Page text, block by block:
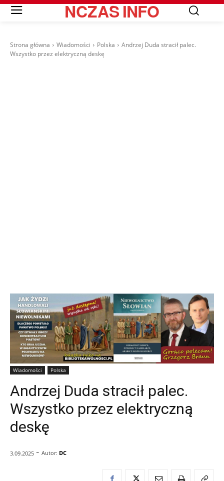
NCZASINFO
Strona główna Wiadomości Polska
Andrzej Duda stracił palec.
Wszystko przez elektryczną deskę
Wiadomości Polska
Andrzej Duda stracił palec.
Wszystko przez elektryczną
deskę
3.09.2025 - Autor: DC